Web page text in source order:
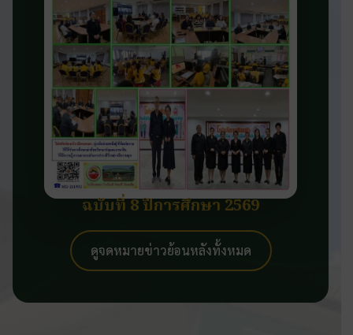
ฉบับที่ 8 ปีการศึกษา 2569
ดูจดหมายข่าวย้อนหลังทั้งหมด